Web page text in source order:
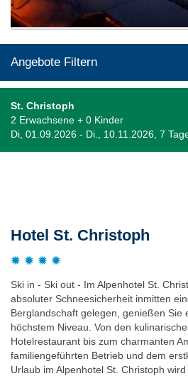
Angebote Filtern
St. Christoph
2 Erwachsene + 0 Kinder
Di, 01.09.2026 - Di., 10.11.2026, 7
Hotel St. Christoph
Ski in - Ski out - Im Alpenhotel St.
absoluter Schneesicherheit inmitten
Berglandschaft gelegen, genießen Sie
höchstem Niveau. Von den
Hotelrestaurant bis zum charmanten
familiengeführten Betrieb und dem
Urlaub im Alpenhotel St. Christoph